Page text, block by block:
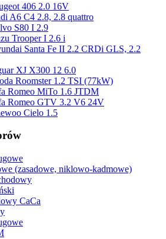
406 2.0 16V
A6 C4 2.8, 2.8 quattro
S80 I 2.9
Trooper I 2.6 i
Santa Fe II 2.2 CRDi GLS, 2.2
XJ X300 12 6.0
Roomster 1.2 TSI (77kW)
Romeo MiTo 1.6 JTDM
Romeo GTV 3.2 V6 24V
Cielo 1.5
(zasadowe, niklowo-kadmowe)
CaCa